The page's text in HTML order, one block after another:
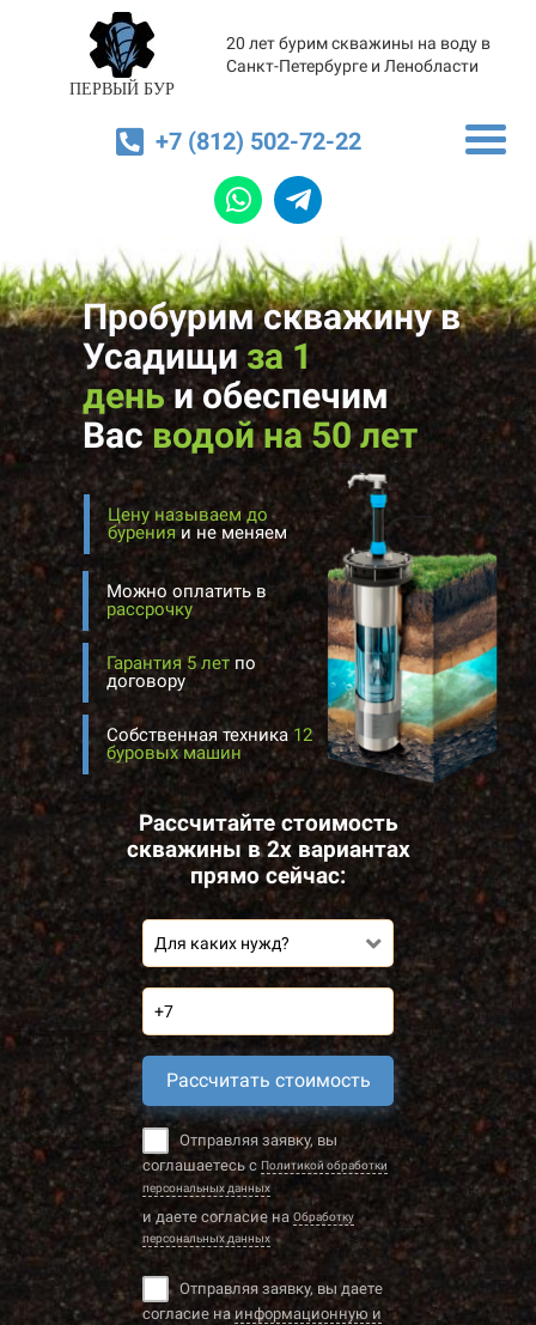
ПЕРВЫЙ БУР
20 лет бурим скважины на воду в
Санкт-Петербурге и Ленобласти
+7 (812) 502-72-22
Пробурим скважину в
Усадищиза 1
деньиобеспечим
Васводой на 50 лет
Цену называем до
буренияи не меняем
Собственная техника 12
буровых машин
Можно оплатить в
рассрочку
Рассчитайте стоимость
скважины в 2х вариантах
прямо сейчас:
Для каких нужд?
Рассчитать стоимость
Отправляя заявку, вы
соглашаетесь с Политикой обработки
персональных данных
и даете согласие на Обработку
персональных данных
Отправляя заявку, вы даете
согласие наинформационную и
Гарантия 5 лет по
договору